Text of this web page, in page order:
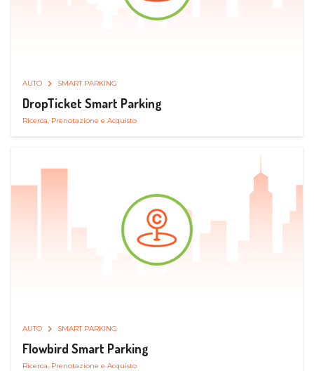
AUTO SMART PARKING
DropTicket Smart Parking
Ricerca, Prenotazione e Acquisto
AUTO SMART PARKING
Flowbird Smart Parking
Ricerca, Prenotazione e Acquisto